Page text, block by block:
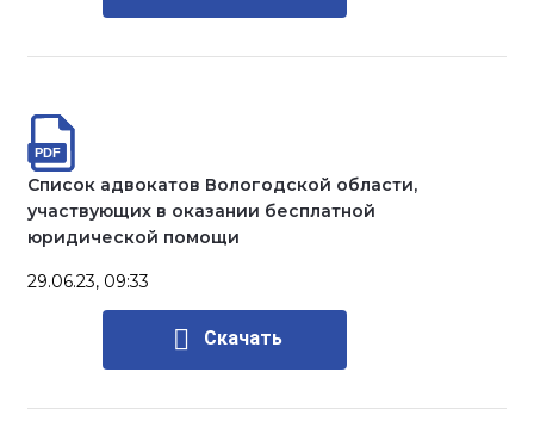
Список адвокатов Вологодской области,
участвующих в оказании бесплатной
юридической помощи
29.06.23, 09:33
Скачать